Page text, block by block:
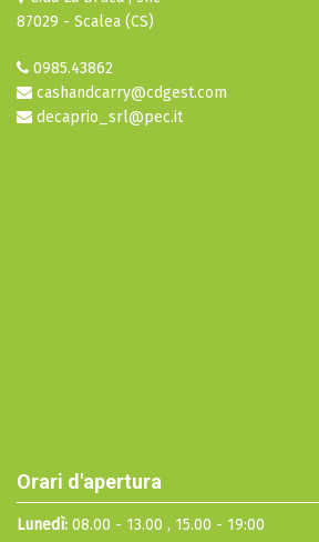
87029 - Scalea (CS)
0985.43862
cashandcarry@cdgest.com
decaprio_srl@pec.it
Orari d'apertura
Lunedì: 08.00 - 13.00 , 15.00 - 19:00